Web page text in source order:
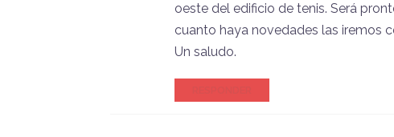
oeste del edificio de tenis. Será
cuanto haya novedades las iremos
Un saludo.